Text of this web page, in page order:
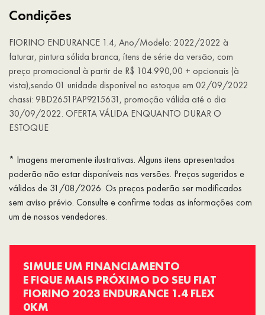
Condições
FIORINO ENDURANCE 1.4, Ano/Modelo: 2022/2022 à
faturar, pintura sólida branca, ítens de série da versão, com
preço promocional à partir de R$ 104.990,00 + opcionais (à
vista),sendo 01 unidade disponível no estoque em 02/09/2022
chassi: 9BD2651PAP9215631, promoção válida até o dia
30/09/2022. OFERTA VÁLIDA ENQUANTO DURAR O
ESTOQUE
* Imagens meramente ilustrativas. Alguns itens apresentados
poderão não estar disponíveis nas versões. Preços sugeridos e
válidos de 31/08/2026. Os preços poderão ser modificados
sem aviso prévio. Consulte e confirme todas as informações com
um de nossos vendedores.
SIMULE UM FINANCIAMENTO
E FIQUE MAIS PRÓXIMO DO SEU FIAT
FIORINO 2023 ENDURANCE 1.4 FLEX
0KM